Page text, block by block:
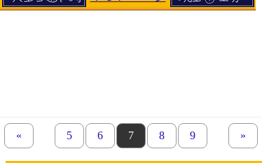
« previous set of pages
page
5 page
6 page
7 page
8 page
9 next
»